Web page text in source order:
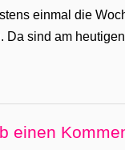
einmal die
Da sind am
einen